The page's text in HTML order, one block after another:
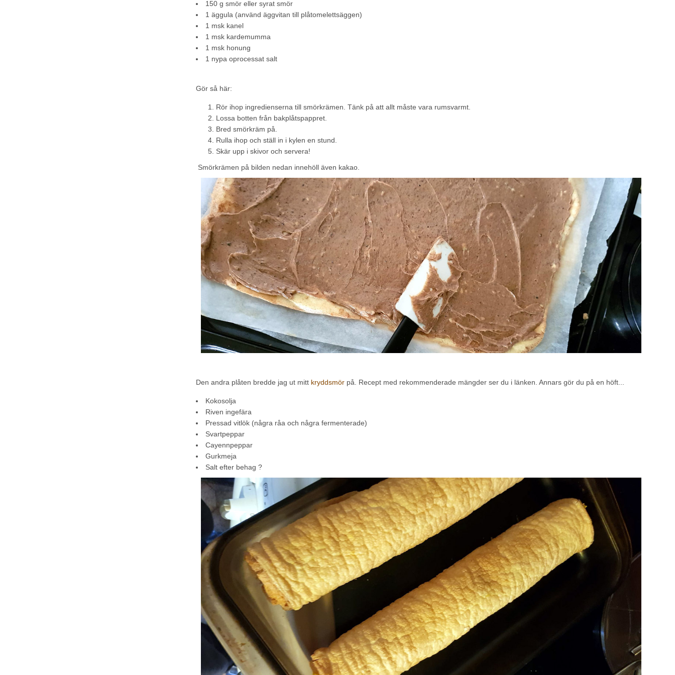
150 g smör eller syrat smör
1 äggula (använd äggvitan till plåtomelettsäggen)
1 msk kanel
1 msk kardemumma
1 msk honung
1 nypa oprocessat salt
Gör så här:
Rör ihop ingredienserna till smörkrämen. Tänk på att allt måste vara rumsvarmt.
Lossa botten från bakplåtspappret.
Bred smörkräm på.
Rulla ihop och ställ in i kylen en stund.
Skär upp i skivor och servera!
Smörkrämen på bilden nedan innehöll även kakao.
Den andra plåten bredde jag ut mitt kryddsmörpå. Recept med rekommenderade mängder ser du i länken. Annars gör du på en höft...
Kokosolja
Riven ingefära
Pressad vitlök (några råa och några fermenterade)
Svartpeppar
Cayennpeppar
Gurkmeja
Salt efter behag ?